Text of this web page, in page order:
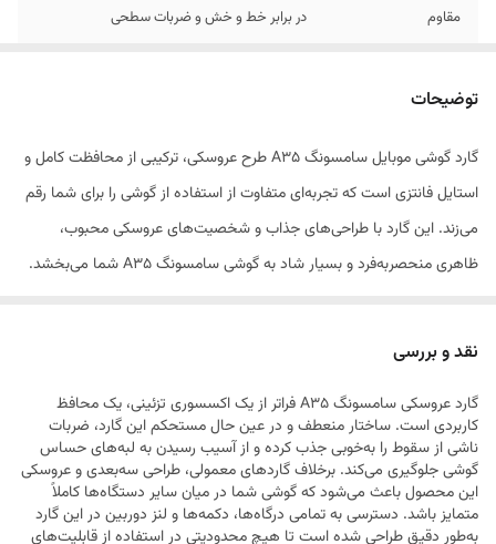
مقاوم در برابر خط و خش و ضربات سطحی
توضیحات
گارد گوشی موبایل سامسونگ A35 طرح عروسکی، ترکیبی از محافظت کامل و
استایل فانتزی است که تجربه‌ای متفاوت از استفاده از گوشی را برای شما رقم
می‌زند. این گارد با طراحی‌های جذاب و شخصیت‌های عروسکی محبوب،
ظاهری منحصر‌به‌فرد و بسیار شاد به گوشی سامسونگ A35 شما می‌بخشد.
که می‌خواهند گوشی خود را با شخصیت و سلیقه خاص خود متمایز کنند.
نقد و بررسی
گارد عروسکی سامسونگ A35 فراتر از یک اکسسوری تزئینی، یک محافظ
کاربردی است. ساختار منعطف و در عین حال مستحکم این گارد، ضربات
ناشی از سقوط را به‌خوبی جذب کرده و از آسیب رسیدن به لبه‌های حساس
گوشی جلوگیری می‌کند. برخلاف گارد‌های معمولی، طراحی سه‌بعدی و عروسکی
این محصول باعث می‌شود که گوشی شما در میان سایر دستگاه‌ها کاملاً
متمایز باشد. دسترسی به تمامی درگاه‌ها، دکمه‌ها و لنز دوربین در این گارد
به‌طور دقیق طراحی شده است تا هیچ محدودیتی در استفاده از قابلیت‌های